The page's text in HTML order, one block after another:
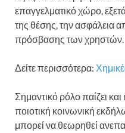
επαγγελματικό χώρο,
της θέσης, την ασφάλεια
πρόσβασης των χρηστών.
Δείτε περισσότερα:
Σημαντικό ρόλο παίζει
ποιοτική κοινωνική
μπορεί να θεωρηθεί